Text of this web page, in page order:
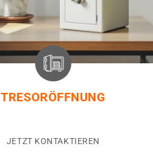
TRESORÖFFNUNG
JETZT KONTAKTIEREN